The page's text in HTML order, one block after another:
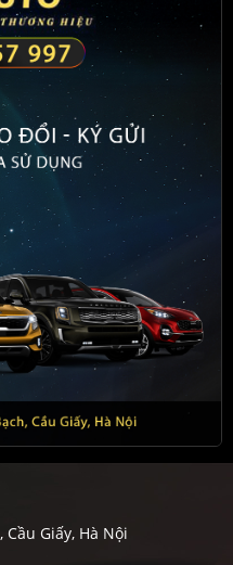
Giấy, Hà Nội